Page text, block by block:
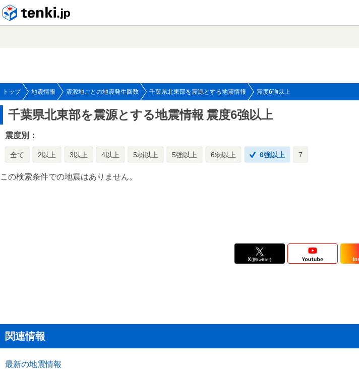
トップ 地震情報 震源地ごとの地震発生回数 千葉県北東部を震源とする地震情報 震度6強以上
千葉県北東部を震源とする地震情報 震度6強以上
震度別：
全て 2以上 3以上 4以上 5弱以上 5強以上 6弱以上 6強以上 7
この検索条件での地震はありません。
関連情報
最新の地震情報